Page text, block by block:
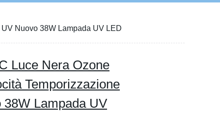
Nuovo 38W Lampada UV LED
Luce Nera Ozone
Temporizzazione
Lampada UV